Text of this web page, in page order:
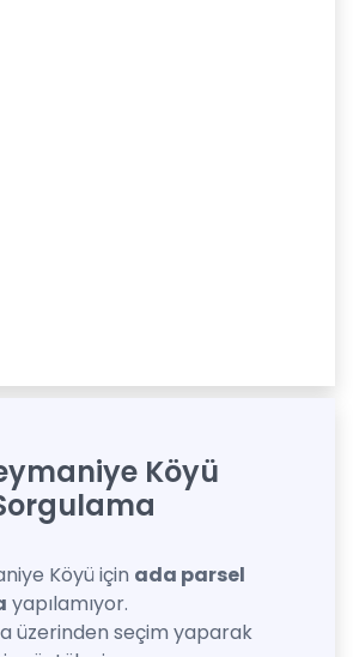
Köyü
Köyü için ada parsel
yapılamıyor.
üzerinden seçim yaparak